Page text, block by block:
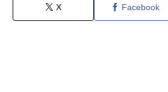
X Facebook